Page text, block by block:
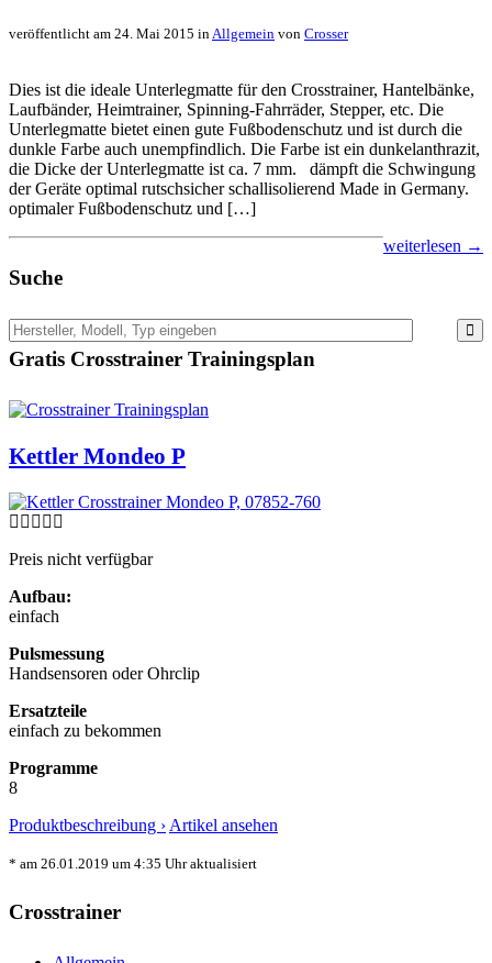
veröffentlicht am 24. Mai 2015 in Allgemein von Crosser
Dies ist die ideale Unterlegmatte für den Crosstrainer, Hantelbänke,
Laufbänder, Heimtrainer, Spinning-Fahrräder, Stepper, etc. Die
Unterlegmatte bietet einen gute Fußbodenschutz und ist durch die
dunkle Farbe auch unempfindlich. Die Farbe ist ein dunkelanthrazit,
die Dicke der Unterlegmatte ist ca. 7 mm. dämpft die Schwingung
der Geräte optimal rutschsicher schallisolierend Made in Germany.
optimaler Fußbodenschutz und […]
weiterlesen →
Suche
Gratis Crosstrainer Trainingsplan
Kettler Mondeo P
Preis nicht verfügbar
Aufbau:
einfach
Pulsmessung
Handsensoren oder Ohrclip
Ersatzteile
einfach zu bekommen
Programme
8
Produktbeschreibung › Artikel ansehen
* am 26.01.2019 um 4:35 Uhr aktualisiert
Crosstrainer